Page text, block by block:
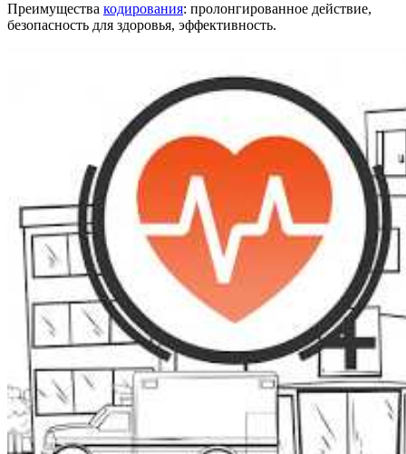
Преимущества кодирования: пролонгированное действие,
безопасность для здоровья, эффективность.